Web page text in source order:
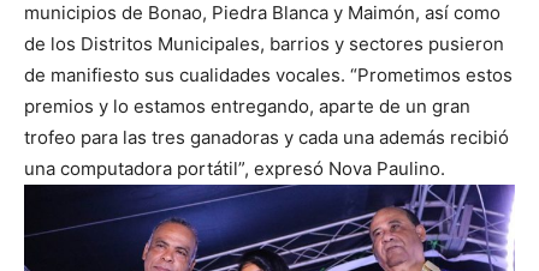
municipios de Bonao, Piedra Blanca y Maimón, así como
de los Distritos Municipales, barrios y sectores pusieron
de manifiesto sus cualidades vocales. “Prometimos estos
premios y lo estamos entregando, aparte de un gran
trofeo para las tres ganadoras y cada una además recibió
una computadora portátil”, expresó Nova Paulino.